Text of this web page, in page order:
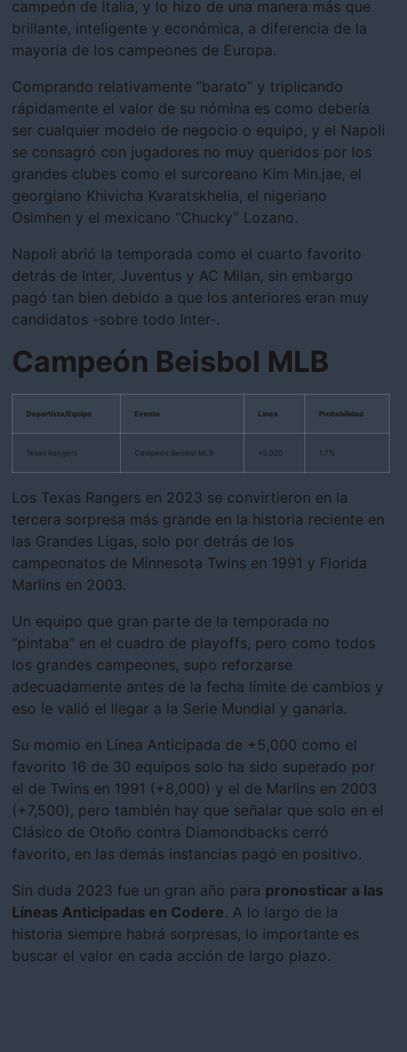
campeón de Italia, y lo hizo de una manera más que
brillante, inteligente y económica, a diferencia de la
mayoría de los campeones de Europa.
Comprando relativamente “barato” y triplicando
rápidamente el valor de su nómina es como debería
ser cualquier modelo de negocio o equipo, y el Napoli
se consagró con jugadores no muy queridos por los
grandes clubes como el surcoreano Kim Min.jae, el
georgiano Khivicha Kvaratskhelia, el nigeriano
Osimhen y el mexicano “Chucky” Lozano.
Napoli abrió la temporada como el cuarto favorito
detrás de Inter, Juventus y AC Milan, sin embargo
pagó tan bien debido a que los anteriores eran muy
candidatos -sobre todo Inter-.
Campeón Beisbol MLB
Deportista/Equipo Evento Línea Probabilidad
Texas Rangers Campeón Beisbol MLB +5,000 1.7%
Los Texas Rangers en 2023 se convirtieron en la
tercera sorpresa más grande en la historia reciente en
las Grandes Ligas, solo por detrás de los
campeonatos de Minnesota Twins en 1991 y Florida
Marlins en 2003.
Un equipo que gran parte de la temporada no
“pintaba” en el cuadro de playoffs, pero como todos
los grandes campeones, supo reforzarse
adecuadamente antes de la fecha límite de cambios y
eso le valió el llegar a la Serie Mundial y ganarla.
Su momio en Línea Anticipada de +5,000 como el
favorito 16 de 30 equipos solo ha sido superado por
el de Twins en 1991 (+8,000) y el de Marlins en 2003
(+7,500), pero también hay que señalar que solo en el
Clásico de Otoño contra Diamondbacks cerró
favorito, en las demás instancias pagó en positivo.
Sin duda 2023 fue un gran año para pronosticar a las
Líneas Anticipadas en Codere. A lo largo de la
historia siempre habrá sorpresas, lo importante es
buscar el valor en cada acción de largo plazo.